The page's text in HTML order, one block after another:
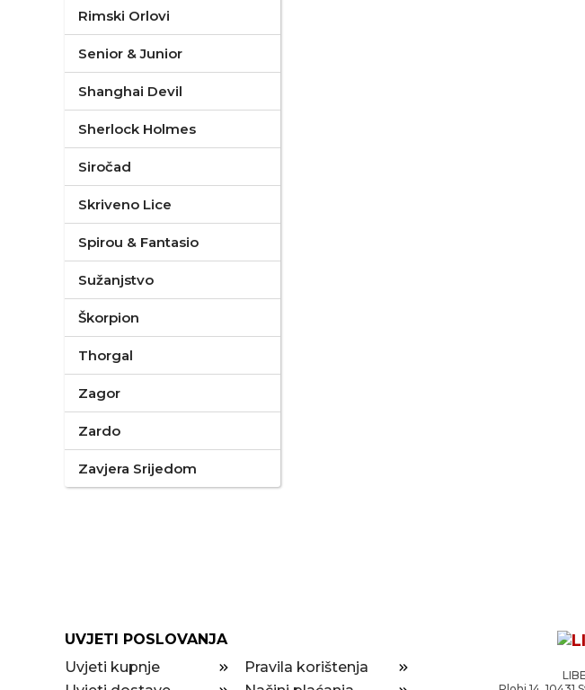
Rimski Orlovi
Senior & Junior
Shanghai Devil
Sherlock Holmes
Siročad
Skriveno Lice
Spirou & Fantasio
Sužanjstvo
Škorpion
Thorgal
Zagor
Zardo
Zavjera Srijedom
UVJETI POSLOVANJA
Uvjeti kupnje
Pravila korištenja